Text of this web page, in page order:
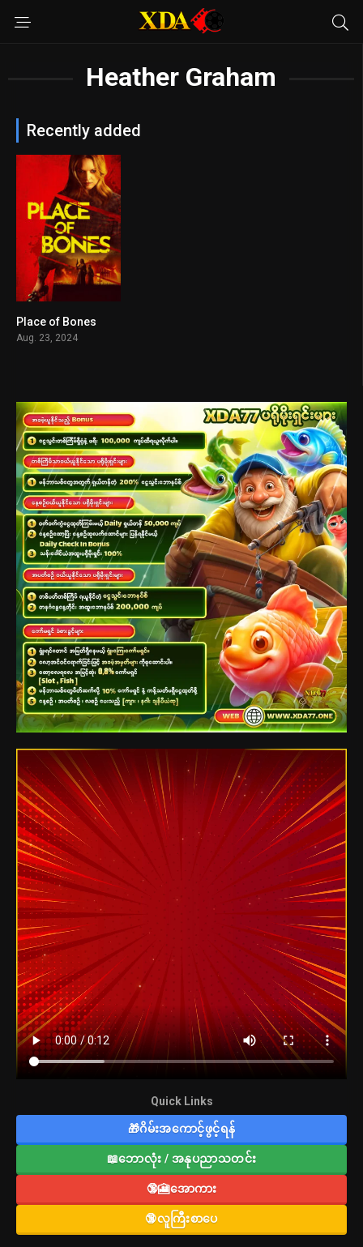
Heather Graham
Recently added
Place of Bones
Aug. 23, 2024
Quick Links
🎁ဂိမ်းအကောင့်ဖွင့်ရန်
📖ဘောလုံး / အနုပညာသတင်း
🔞🎦အောကား
🔞လူကြီးစာပေ